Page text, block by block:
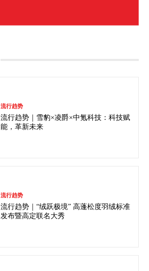
流行趋势
流行趋势｜雪豹×凌爵×中氪科技：科技赋
能，革新未来
流行趋势
流行趋势｜“绒跃极境” 高蓬松度羽绒标准
发布暨高定联名大秀